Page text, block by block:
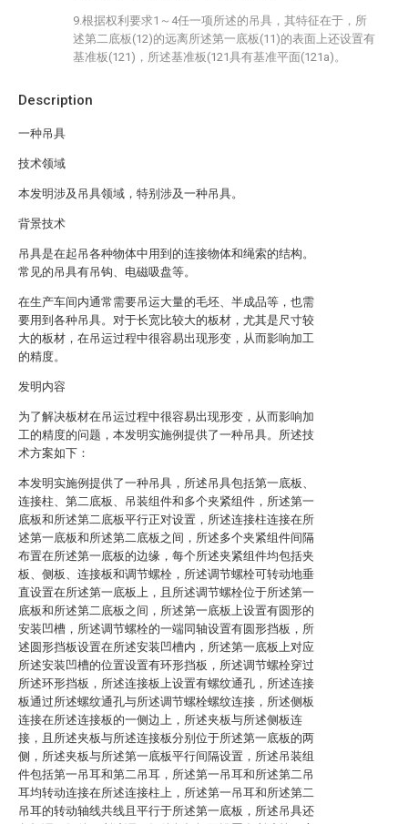
Description
一种吊具
技术领域
本发明涉及吊具领域，特别涉及一种吊具。
背景技术
吊具是在起吊各种物体中用到的连接物体和绳索的结构。
常见的吊具有吊钩、电磁吸盘等。
在生产车间内通常需要吊运大量的毛坯、半成品等，也需
要用到各种吊具。对于长宽比较大的板材，尤其是尺寸较
大的板材，在吊运过程中很容易出现形变，从而影响加工
的精度。
发明内容
为了解决板材在吊运过程中很容易出现形变，从而影响加
工的精度的问题，本发明实施例提供了一种吊具。所述技
术方案如下：
本发明实施例提供了一种吊具，所述吊具包括第一底板、
连接柱、第二底板、吊装组件和多个夹紧组件，所述第一
底板和所述第二底板平行正对设置，所述连接柱连接在所
述第一底板和所述第二底板之间，所述多个夹紧组件间隔
布置在所述第一底板的边缘，每个所述夹紧组件均包括夹
板、侧板、连接板和调节螺栓，所述调节螺栓可转动地垂
直设置在所述第一底板上，且所述调节螺栓位于所述第一
底板和所述第二底板之间，所述第一底板上设置有圆形的
安装凹槽，所述调节螺栓的一端同轴设置有圆形挡板，所
述圆形挡板设置在所述安装凹槽内，所述第一底板上对应
所述安装凹槽的位置设置有环形挡板，所述调节螺栓穿过
所述环形挡板，所述连接板上设置有螺纹通孔，所述连接
板通过所述螺纹通孔与所述调节螺栓螺纹连接，所述侧板
连接在所述连接板的一侧边上，所述夹板与所述侧板连
接，且所述夹板与所述连接板分别位于所述第一底板的两
侧，所述夹板与所述第一底板平行间隔设置，所述吊装组
件包括第一吊耳和第二吊耳，所述第一吊耳和所述第二吊
耳均转动连接在所述连接柱上，所述第一吊耳和所述第二
吊耳的转动轴线共线且平行于所述第一底板，所述吊具还
9.根据权利要求1～4任一项所述的吊具，其特征在于，所
述第二底板(12)的远离所述第一底板(11)的表面上还设置有
基准板(121)，所述基准板(121具有基准平面(121a)。